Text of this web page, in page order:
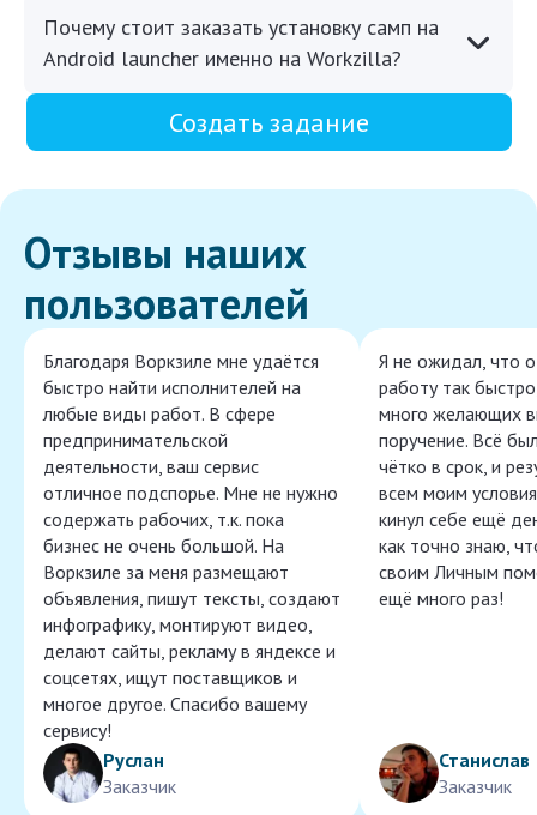
Почему стоит заказать установку самп на
Android launcher именно на Workzilla?
Создать задание
Отзывы наших
пользователей
Благодаря Воркзиле мне удаётся
быстро найти исполнителей на
любые виды работ. В сфере
предпринимательской
деятельности, ваш сервис
отличное подспорье. Мне не нужно
содержать рабочих, т.к. пока
бизнес не очень большой. На
Воркзиле за меня размещают
объявления, пишут тексты, создают
инфографику, монтируют видео,
делают сайты, рекламу в яндексе и
соцсетях, ищут поставщиков и
многое другое. Спасибо вашему
сервису!
Руслан
Заказчик
Я не ожидал, что
работу так
много желающих
поручение. Всё
чётко в срок, и
всем моим
кинул себе ещё
как точно знаю,
своим Личным
ещё много раз!
Станислав
Заказчик